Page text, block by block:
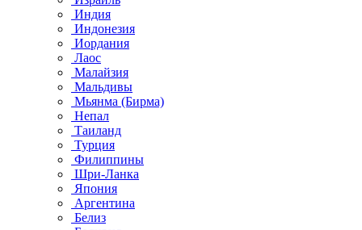
Индия
Индонезия
Иордания
Лаос
Малайзия
Мальдивы
Мьянма (Бирма)
Непал
Таиланд
Турция
Филиппины
Шри-Ланка
Япония
Аргентина
Белиз